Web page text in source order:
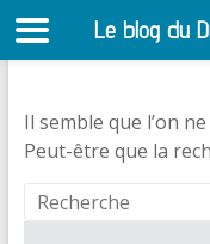
Il semble que l’on
Peut-être que la
Le blog du